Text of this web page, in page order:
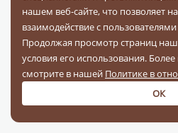
Документы
На связи в соц. сетях
нашем веб-сайте, что позволяет
взаимодействие с
Продолжая просмотр страниц
условия его использования.
смотрите в нашей Политике в
ОК